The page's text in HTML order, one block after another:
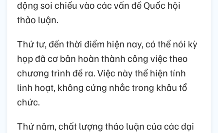
động soi chiếu vào các vấn đề Quốc hội
thảo luận.
Thứ tư, đến thời điểm hiện nay, có thể nói kỳ
họp đã cơ bản hoàn thành công việc theo
chương trình đề ra. Việc này thể hiện tính
linh hoạt, không cứng nhắc trong khâu tổ
chức.
Thứ năm, chất lượng thảo luận của các đại